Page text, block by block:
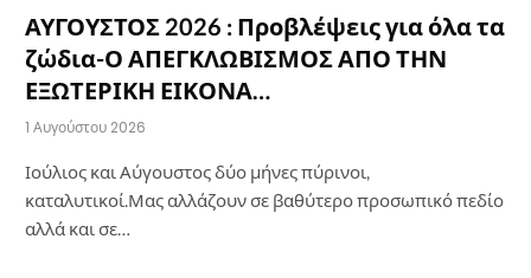
ΑΥΓΟΥΣΤΟΣ 2026 : Προβλέψεις για όλα τα
ζώδια-Ο ΑΠΕΓΚΛΩΒΙΣΜΟΣ ΑΠΟ ΤΗΝ
ΕΞΩΤΕΡΙΚΗ ΕΙΚΟΝΑ…
1 Αυγούστου 2026
Ιούλιος και Αύγουστος δύο μήνες πύρινοι,
καταλυτικοί.Μας αλλάζουν σε βαθύτερο προσωπικό πεδίο
αλλά και σε…